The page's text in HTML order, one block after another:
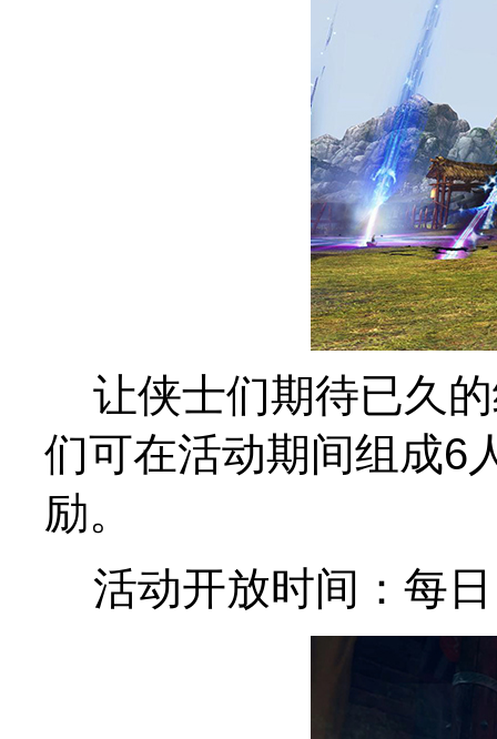
让侠士们期待已久的
们可在活动期间组成6
励。
活动开放时间：每日